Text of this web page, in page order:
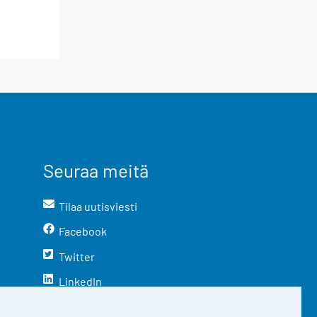
Seuraa meitä
Tilaa uutisviesti
Facebook
Twitter
LinkedIn